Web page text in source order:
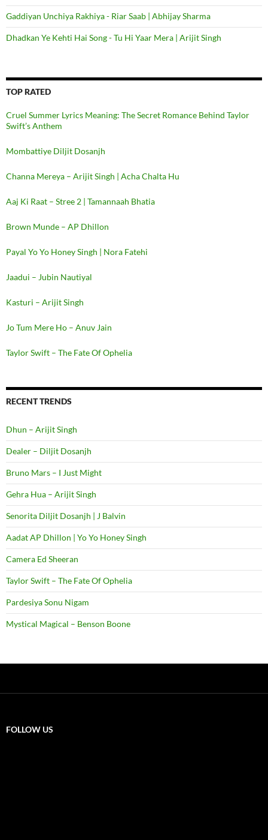
Gaddiyan Unchiya Rakhiya - Riar Saab | Abhijay Sharma
Dhadkan Ye Kehti Hai Song - Tu Hi Yaar Mera | Arijit Singh
TOP RATED
Cruel Summer Lyrics Meaning: The Secret Romance Behind Taylor
Swift’s Anthem
Mombattiye Diljit Dosanjh
Channa Mereya – Arijit Singh | Acha Chalta Hu
Aaj Ki Raat – Stree 2 | Tamannaah Bhatia
Brown Munde – AP Dhillon
Payal Yo Yo Honey Singh | Nora Fatehi
Jaadui – Jubin Nautiyal
Kasturi – Arijit Singh
Jo Tum Mere Ho – Anuv Jain
Taylor Swift – The Fate Of Ophelia
RECENT TRENDS
Dhun – Arijit Singh
Dealer – Diljit Dosanjh
Bruno Mars – I Just Might
Gehra Hua – Arijit Singh
Senorita Diljit Dosanjh | J Balvin
Aadat AP Dhillon | Yo Yo Honey Singh
Camera Ed Sheeran
Taylor Swift – The Fate Of Ophelia
Pardesiya Sonu Nigam
Mystical Magical – Benson Boone
FOLLOW US